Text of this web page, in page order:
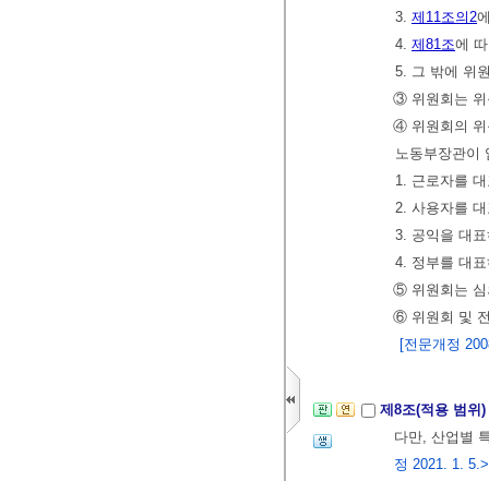
3. 제11조의2
4. 제81조에
5. 그 밖에 위
③ 위원회는 위
④ 위원회의 위
노동부장관이
1. 근로자를
2. 사용자를
3. 공익을 대
4. 정부를 대
⑤ 위원회는 심
⑥ 위원회 및
[전문개정
제8조(적용 범위)
다만, 산업별
정 2021. 1. 5.>